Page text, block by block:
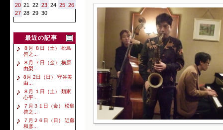
20 21 22 23 24 25 26
27 28 29 30
最近の記事
８月 ８日（土） 松島
啓之...
８月 ７日（金） 横原
由梨...
8月 2日（日） 守谷美
由...
８月 １日（土） 類家
心平...
７月３１日（金） 松島
啓之...
７月２６日（日） 近藤
和彦...